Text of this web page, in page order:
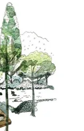
ふるさと納税